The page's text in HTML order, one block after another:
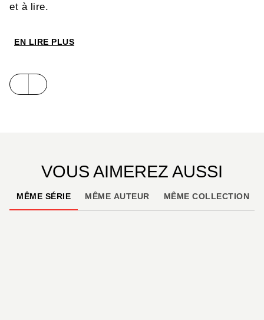
et à lire.
EN LIRE PLUS
VOUS AIMEREZ AUSSI
MÊME SÉRIE MÊME AUTEUR MÊME COLLECTION